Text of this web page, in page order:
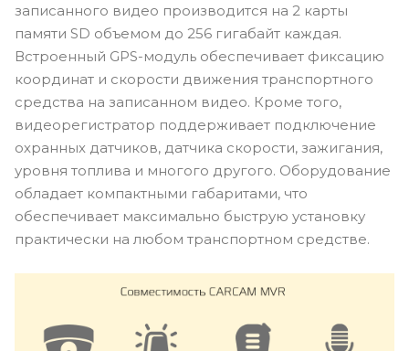
записанного видео производится на 2 карты
памяти SD объемом до 256 гигабайт каждая.
Встроенный GPS-модуль обеспечивает фиксацию
координат и скорости движения транспортного
средства на записанном видео. Кроме того,
видеорегистратор поддерживает подключение
охранных датчиков, датчика скорости, зажигания,
уровня топлива и многого другого. Оборудование
обладает компактными габаритами, что
обеспечивает максимально быструю установку
практически на любом транспортном средстве.